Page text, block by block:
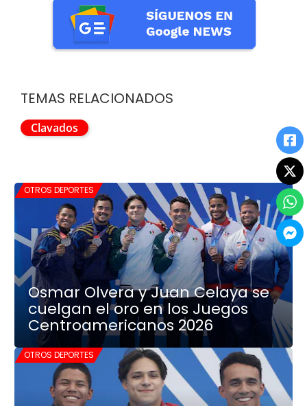
TEMAS RELACIONADOS
Clavados
OTROS DEPORTES
Osmar Olvera y Juan Celaya se
cuelgan el oro en los Juegos
Centroamericanos 2026
OTROS DEPORTES